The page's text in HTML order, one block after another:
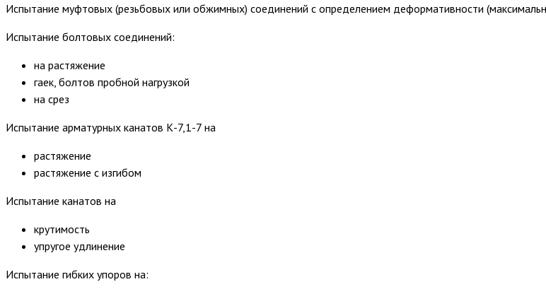
Испытание муфтовых (резьбовых или обжимных) соединений с определением деформативности
Испытание болтовых соединений:
на растяжение
гаек, болтов пробной нагрузкой
на срез
Испытание арматурных канатов К-7,1-7 на
растяжение
растяжение с изгибом
Испытание канатов на
крутимость
упругое удлинение
Испытание гибких упоров на: